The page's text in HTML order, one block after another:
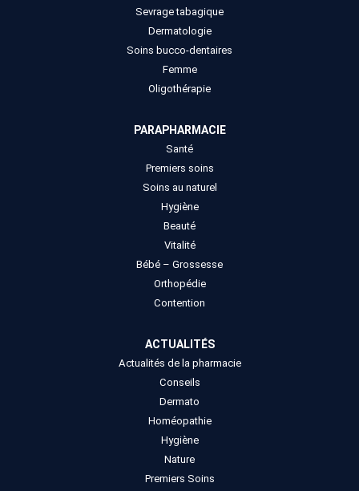
Sevrage tabagique
Dermatologie
Soins bucco-dentaires
Femme
Oligothérapie
PARAPHARMACIE
Santé
Premiers soins
Soins au naturel
Hygiène
Beauté
Vitalité
Bébé – Grossesse
Orthopédie
Contention
ACTUALITÉS
Actualités de la pharmacie
Conseils
Dermato
Homéopathie
Hygiène
Nature
Premiers Soins